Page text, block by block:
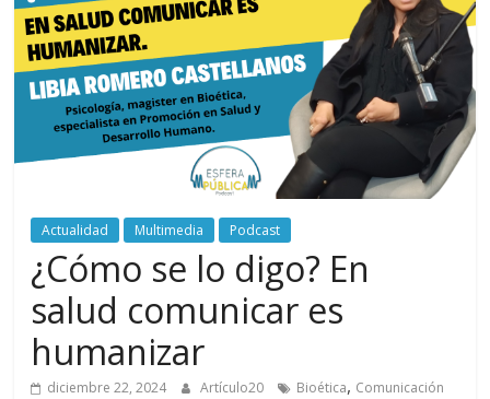
periodismo
digital
del
Politécnico
Grancolombiano
Actualidad Multimedia Podcast
¿Cómo se lo digo? En
salud comunicar es
humanizar
diciembre 22, 2024 Artículo20 Bioética, Comunicación